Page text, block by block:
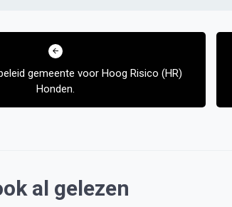
gemeente voor Hoog Risico (HR)
Honden.
al gelezen